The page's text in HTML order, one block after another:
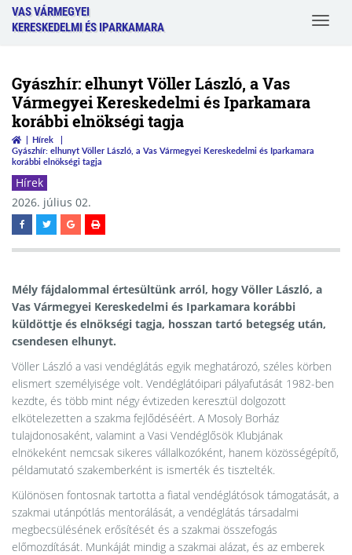
VAS VÁRMEGYEI
KERESKEDELMI ÉS IPARKAMARA
Toggle
Gyászhír: elhunyt Völler László, a Vas
Vármegyei Kereskedelmi és Iparkamara
korábbi elnökségi tagja
Hírek
Gyászhír: elhunyt Völler László, a Vas Vármegyei Kereskedelmi és Iparkamara
korábbi elnökségi tagja
Hírek
2026. július 02.
Mély fájdalommal értesültünk arról, hogy Völler László, a
Vas Vármegyei Kereskedelmi és Iparkamara korábbi
küldöttje és elnökségi tagja, hosszan tartó betegség után,
csendesen elhunyt.
Völler László a vasi vendéglátás egyik meghatározó, széles körben
elismert személyisége volt. Vendéglátóipari pályafutását 1982-ben
kezdte, és több mint négy évtizeden keresztül dolgozott
elkötelezetten a szakma fejlődéséért. A Mosoly Borház
tulajdonosaként, valamint a Vasi Vendéglősök Klubjának
elnökeként nemcsak sikeres vállalkozóként, hanem közösségépítő,
példamutató szakemberként is ismerték és tisztelték.
Különösen fontosnak tartotta a fiatal vendéglátósok támogatását, a
szakmai utánpótlás mentorálását, a vendéglátás társadalmi
megbecsülésének erősítését és a szakmai összefogás
előmozdítását. Munkáját mindig a szakmai alázat, és az emberek